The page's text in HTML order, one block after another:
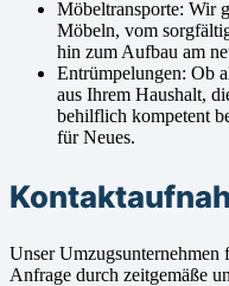
Möbeltransporte: Wir
Möbeln, vom
hin zum Aufbau am
Entrümpelungen: Ob
aus Ihrem Haushalt,
behilflich kompetent
für Neues.
Unser
Anfrage durch zeitgemäße